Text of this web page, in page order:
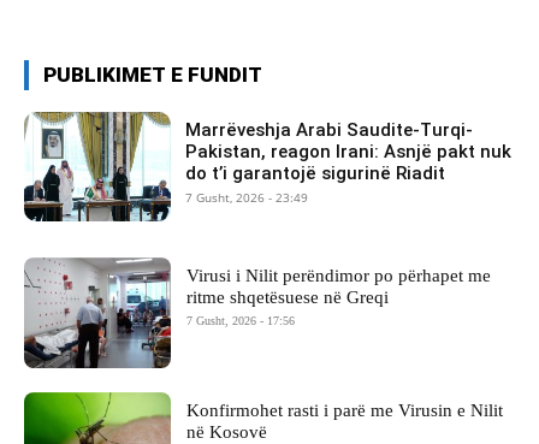
PUBLIKIMET E FUNDIT
Marrëveshja Arabi Saudite-Turqi-
Pakistan, reagon Irani: Asnjë pakt nuk
do t’i garantojë sigurinë Riadit
7 Gusht, 2026 - 23:49
Virusi i Nilit perëndimor po përhapet me
ritme shqetësuese në Greqi
7 Gusht, 2026 - 17:56
Konfirmohet rasti i parë me Virusin e Nilit
në Kosovë